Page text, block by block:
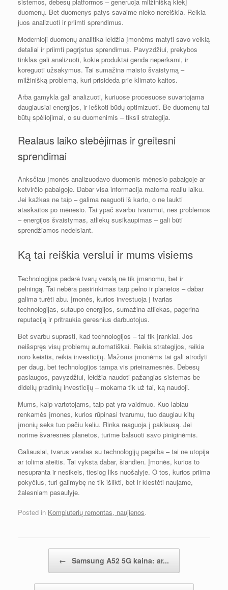
duomenų. Bet duomenys patys savaime nieko nereiškia. Reikia
juos analizuoti ir priimti sprendimus.
Modernioji duomenų analitika leidžia įmonėms matyti savo veiklą
detaliai ir priimti pagrįstus sprendimus. Pavyzdžiui, prekybos
tinklas gali analizuoti, kokie produktai genda neperkami, ir
koreguoti užsakymus. Tai sumažina maisto švaistymą –
milžinišką problemą, kuri prisideda prie klimato kaitos.
Arba gamykla gali analizuoti, kuriuose procesuose suvartojama
daugiausiai energijos, ir ieškoti būdų optimizuoti. Be duomenų tai
būtų spėliojimai, o su duomenimis – tiksli strategija.
Realaus laiko stebėjimas ir greitesni
sprendimai
Anksčiau įmonės analizuodavo duomenis mėnesio pabaigoje ar
ketvirčio pabaigoje. Dabar visa informacija matoma realiu laiku.
Jei kažkas ne taip – galima reaguoti iš karto, o ne laukti
ataskaitos po mėnesio. Tai ypač svarbu tvarumui, nes problemos
– energijos švaistymas, atliekų susikaupimas – gali būti
sprendžiamos nedelsiant.
Ką tai reiškia verslui ir mums visiems
Technologijos padarė tvarų verslą ne tik įmanomu, bet ir
pelningą. Tai nebėra pasirinkimas tarp pelno ir planetos – dabar
galima turėti abu. Įmonės, kurios investuoja į tvarias
technologijas, sutaupo energijos, sumažina atliekas, pagerina
reputaciją ir pritraukia geresnius darbuotojus.
Bet svarbu suprasti, kad technologijos – tai tik įrankiai. Jos
neišspręs visų problemų automatiškai. Reikia strategijos, reikia
noro keistis, reikia investicijų. Mažoms įmonėms tai gali atrodyti
per daug, bet technologijos tampa vis prieinamesnės. Debesų
paslaugos, pavyzdžiui, leidžia naudoti pažangias sistemas be
didelių pradinių investicijų – mokama tik už tai, ką naudoji.
Mums, kaip vartotojams, taip pat yra vaidmuo. Kuo labiau
renkamės įmones, kurios rūpinasi tvarumu, tuo daugiau kitų
įmonių seks tuo pačiu keliu. Rinka reaguoja į paklausą. Jei
norime švaresnės planetos, turime balsuoti savo piniginėmis.
Galiausiai, tvarus verslas su technologijų pagalba – tai ne utopija
ar tolima ateitis. Tai vyksta dabar, šiandien. Įmonės, kurios to
nesupranta ir nesikeis, tiesiog liks nuošalyje. O tos, kurios priima
pokyčius, turi galimybę ne tik išlikti, bet ir klestėti naujame,
žalesniam pasaulyje.
Posted in Kompiuterių remontas, naujienos.
← Samsung A52 5G kaina: ar...